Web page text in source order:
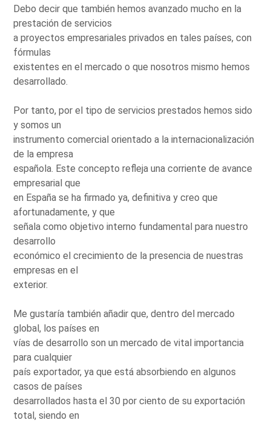
Debo decir que también hemos avanzado mucho en la
prestación de servicios
a proyectos empresariales privados en tales países, con
fórmulas
existentes en el mercado o que nosotros mismo hemos
desarrollado.
Por tanto, por el tipo de servicios prestados hemos sido
y somos un
instrumento comercial orientado a la internacionalización
de la empresa
española. Este concepto refleja una corriente de avance
empresarial que
en España se ha firmado ya, definitiva y creo que
afortunadamente, y que
señala como objetivo interno fundamental para nuestro
desarrollo
económico el crecimiento de la presencia de nuestras
empresas en el
exterior.
Me gustaría también añadir que, dentro del mercado
global, los países en
vías de desarrollo son un mercado de vital importancia
para cualquier
país exportador, ya que está absorbiendo en algunos
casos de países
desarrollados hasta el 30 por ciento de su exportación
total, siendo en